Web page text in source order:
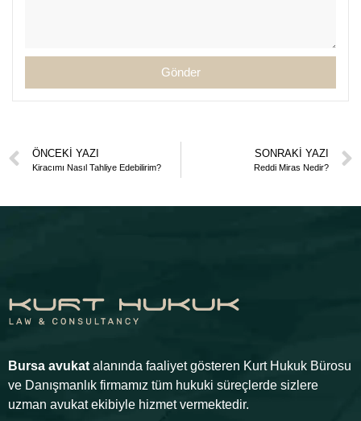
Gönder
ÖNCEKI YAZI
Kiracımı Nasıl Tahliye Edebilirim?
SONRAKI YAZI
Reddi Miras Nedir?
Bursa avukat alanında faaliyet gösteren Kurt Hukuk Bürosu
ve Danışmanlık firmamız tüm hukuki süreçlerde sizlere
uzman avukat ekibiyle hizmet vermektedir.